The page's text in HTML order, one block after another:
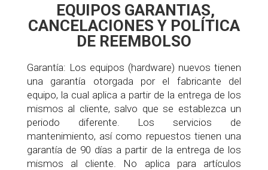
EQUIPOS GARANTIAS,
CANCELACIONES Y POLÍTICA
DE REEMBOLSO
Garantía: Los equipos (hardware) nuevos tienen
una garantía otorgada por el fabricante del
equipo, la cual aplica a partir de la entrega de los
mismos al cliente, salvo que se establezca un
periodo diferente. Los servicios de
mantenimiento, así como repuestos tienen una
garantía de 90 días a partir de la entrega de los
mismos al cliente. No aplica para artículos